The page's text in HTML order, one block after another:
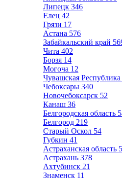
Липецк 346
Елец 42
Грязи 17
Астана 576
Забайкальский край
Чита 402
Борзя 14
Могоча 12
Чувашская
Чебоксары 340
Новочебоксарск 52
Канаш 36
Белгородская область
Белгород 219
Старый Оскол 54
Губкин 41
Астраханская область
Астрахань 378
Ахтубинск 21
Знаменск 11